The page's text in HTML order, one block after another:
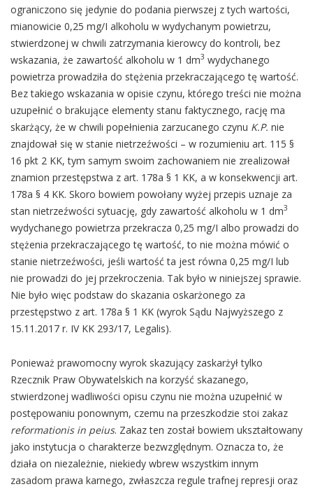
ograniczono się jedynie do podania pierwszej z tych wartości,
mianowicie 0,25 mg/I alkoholu w wydychanym powietrzu,
stwierdzonej w chwili zatrzymania kierowcy do kontroli, bez
wskazania, że zawartość alkoholu w 1 dm3 wydychanego
powietrza prowadziła do stężenia przekraczającego tę wartość.
Bez takiego wskazania w opisie czynu, którego treści nie można
uzupełnić o brakujące elementy stanu faktycznego, rację ma
skarżący, że w chwili popełnienia zarzucanego czynu K.P. nie
znajdował się w stanie nietrzeźwości – w rozumieniu art. 115 §
16 pkt 2 KK, tym samym swoim zachowaniem nie zrealizował
znamion przestępstwa z art. 178a § 1 KK, a w konsekwencji art.
178a § 4 KK. Skoro bowiem powołany wyżej przepis uznaje za
stan nietrzeźwości sytuację, gdy zawartość alkoholu w 1 dm3
wydychanego powietrza przekracza 0,25 mg/I albo prowadzi do
stężenia przekraczającego tę wartość, to nie można mówić o
stanie nietrzeźwości, jeśli wartość ta jest równa 0,25 mg/I lub
nie prowadzi do jej przekroczenia. Tak było w niniejszej sprawie.
Nie było więc podstaw do skazania oskarżonego za
przestępstwo z art. 178a § 1 KK (wyrok Sądu Najwyższego z
15.11.2017 r. IV KK 293/17, Legalis).
Ponieważ prawomocny wyrok skazujący zaskarżył tylko
Rzecznik Praw Obywatelskich na korzyść skazanego,
stwierdzonej wadliwości opisu czynu nie można uzupełnić w
postępowaniu ponownym, czemu na przeszkodzie stoi zakaz
reformationis in peius. Zakaz ten został bowiem ukształtowany
jako instytucja o charakterze bezwzględnym. Oznacza to, że
działa on niezależnie, niekiedy wbrew wszystkim innym
zasadom prawa karnego, zwłaszcza regule trafnej represji oraz